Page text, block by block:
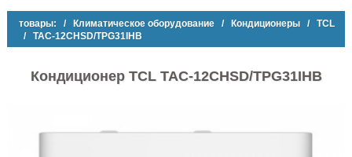
товары: / Климатическое оборудование / Кондиционеры / TCL
/ TAC-12CHSD/TPG31IHB
Кондиционер TCL TAC-12CHSD/TPG31IHB